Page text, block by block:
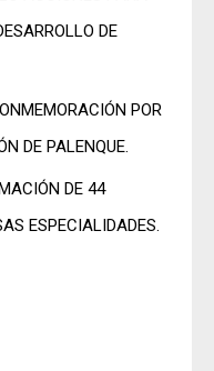
DE
POR
DE PALENQUE.
DE 44
ESPECIALIDADES.